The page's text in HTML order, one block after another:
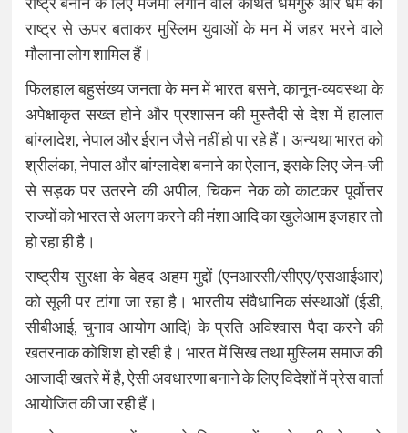
राष्ट्र से ऊपर बताकर मुस्लिम युवाओं के मन में जहर भरने वाले
मौलाना लोग शामिल हैं।
फिलहाल बहुसंख्य जनता के मन में भारत बसने, कानून-व्यवस्था के
अपेक्षाकृत सख्त होने और प्रशासन की मुस्तैदी से देश में हालात
बांग्लादेश, नेपाल और ईरान जैसे नहीं हो पा रहे हैं। अन्यथा भारत को
श्रीलंका, नेपाल और बांग्लादेश बनाने का ऐलान, इसके लिए जेन-जी
से सड़क पर उतरने की अपील, चिकन नेक को काटकर पूर्वोत्तर
राज्यों को भारत से अलग करने की मंशा आदि का खुलेआम इजहार तो
हो रहा ही है।
राष्ट्रीय सुरक्षा के बेहद अहम मुद्दों (एनआरसी/सीएए/एसआईआर)
को सूली पर टांगा जा रहा है। भारतीय संवैधानिक संस्थाओं (ईडी,
सीबीआई, चुनाव आयोग आदि) के प्रति अविश्वास पैदा करने की
खतरनाक कोशिश हो रही है। भारत में सिख तथा मुस्लिम समाज की
आजादी खतरे में है, ऐसी अवधारणा बनाने के लिए विदेशों में प्रेस वार्ता
आयोजित की जा रही हैं।